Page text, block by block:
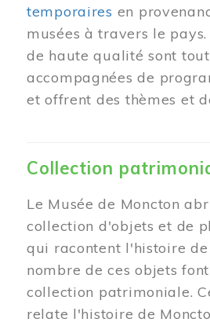
temporaires en
musées à travers le
de haute qualité sont
accompagnées de
et offrent des thèmes et
Collection
Le Musée de Moncton
collection d'objets et de
qui racontent l'histoire
nombre de ces objets
collection patrimoniale.
relate l'histoire de